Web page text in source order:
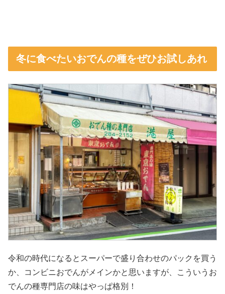
冬に食べたいおでんの種をぜひお試しあれ
令和の時代になるとスーパーで盛り合わせのパックを買う
か、コンビニおでんがメインかと思いますが、こういうお
でんの種専門店の味はやっぱ格別！